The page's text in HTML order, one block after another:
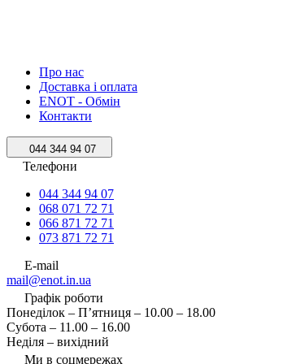
Про нас
Доставка і оплата
ENOT - Обмін
Контакти
044 344 94 07
Телефони
044 344 94 07
068 071 72 71
066 871 72 71
073 871 72 71
E-mail
mail@enot.in.ua
Графік роботи
Понеділок – П’ятниця – 10.00 – 18.00
Субота – 11.00 – 16.00
Неділя – вихідний
Ми в соцмережах